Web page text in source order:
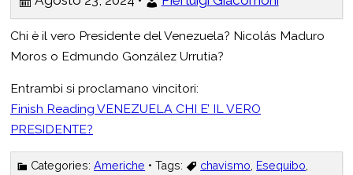
Chi è il vero Presidente del Venezuela? Nicolás Maduro
Moros o Edmundo González Urrutia?
Entrambi si proclamano vincitori:
Finish Reading VENEZUELA CHI E’ IL VERO
PRESIDENTE?
Categories:Americhe • Tags: chavismo Esequibo